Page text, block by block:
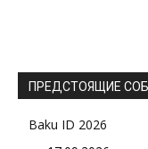
ПРЕДСТОЯЩИЕ
Baku ID 2026